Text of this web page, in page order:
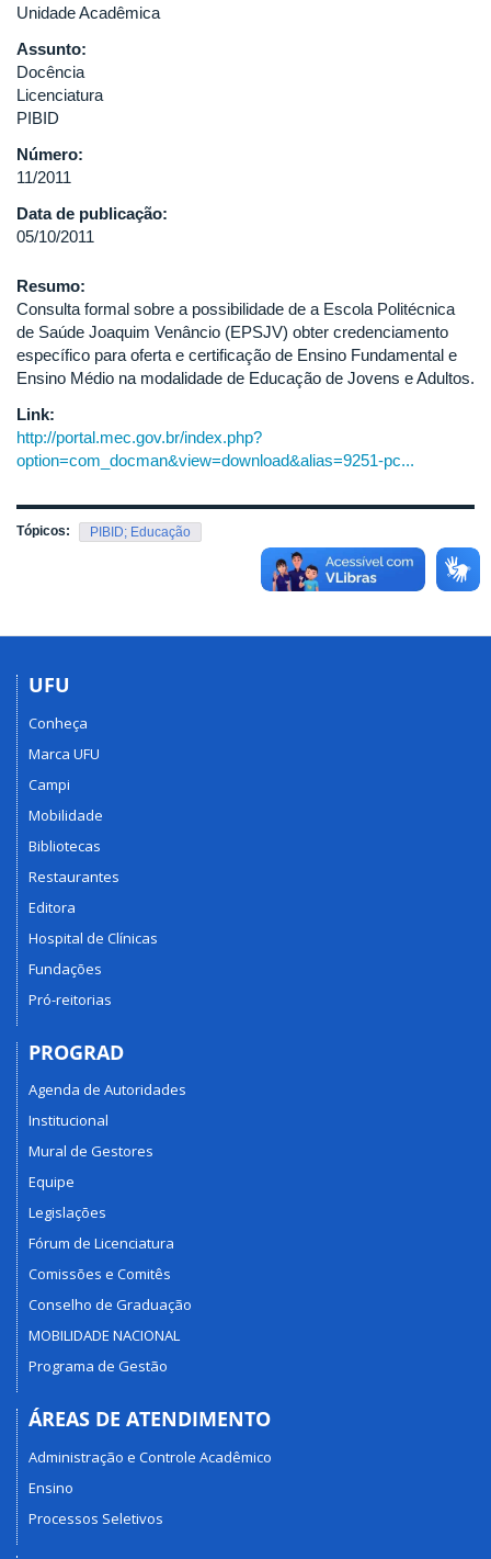
Unidade Acadêmica
Assunto:
Docência
Licenciatura
PIBID
Número:
11/2011
Data de publicação:
05/10/2011
Resumo:
Consulta formal sobre a possibilidade de a Escola Politécnica
de Saúde Joaquim Venâncio (EPSJV) obter credenciamento
específico para oferta e certificação de Ensino Fundamental e
Ensino Médio na modalidade de Educação de Jovens e Adultos.
Link:
http://portal.mec.gov.br/index.php?
option=com_docman&view=download&alias=9251-pc...
Tópicos: PIBID; Educação
UFU
Conheça
Marca UFU
Campi
Mobilidade
Bibliotecas
Restaurantes
Editora
Hospital de Clínicas
Fundações
Pró-reitorias
PROGRAD
Agenda de Autoridades
Institucional
Mural de Gestores
Equipe
Legislações
Fórum de Licenciatura
Comissões e Comitês
Conselho de Graduação
MOBILIDADE NACIONAL
Programa de Gestão
ÁREAS DE ATENDIMENTO
Administração e Controle Acadêmico
Ensino
Processos Seletivos